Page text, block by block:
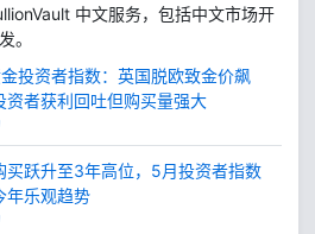
中文服务，包括中文市场开
。
投资者指数：英国脱欧致金价飙
资者获利回吐但购买量强大
买跃升至3年高位，5月投资者指数
年乐观趋势